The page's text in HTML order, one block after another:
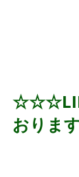
おり